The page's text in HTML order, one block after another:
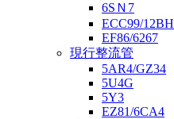
6SＮ7
ECC99/
EF86/6267
現行整流管
5AR4/GZ34
5U4G
5Y3
EZ81/6CA4